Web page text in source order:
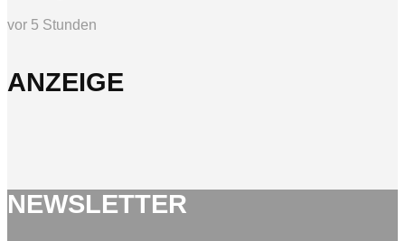
vor 5 Stunden
ANZEIGE
NEWSLETTER